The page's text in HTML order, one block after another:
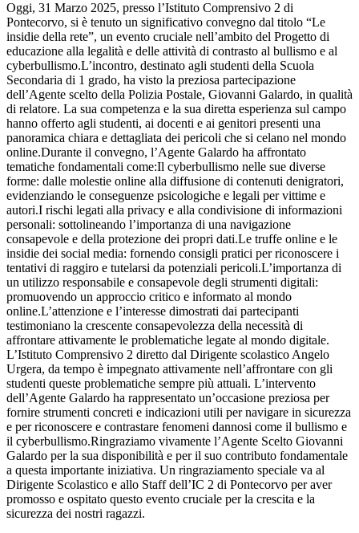
Oggi, 31 Marzo 2025, presso l’Istituto Comprensivo 2 di
Pontecorvo, si è tenuto un significativo convegno dal titolo “Le
insidie della rete”, un evento cruciale nell’ambito del Progetto di
educazione alla legalità e delle attività di contrasto al bullismo e al
cyberbullismo.L’incontro, destinato agli studenti della Scuola
Secondaria di 1 grado, ha visto la preziosa partecipazione
dell’Agente scelto della Polizia Postale, Giovanni Galardo, in qualità
di relatore. La sua competenza e la sua diretta esperienza sul campo
hanno offerto agli studenti, ai docenti e ai genitori presenti una
panoramica chiara e dettagliata dei pericoli che si celano nel mondo
online.Durante il convegno, l’Agente Galardo ha affrontato
tematiche fondamentali come:Il cyberbullismo nelle sue diverse
forme: dalle molestie online alla diffusione di contenuti denigratori,
evidenziando le conseguenze psicologiche e legali per vittime e
autori.I rischi legati alla privacy e alla condivisione di informazioni
personali: sottolineando l’importanza di una navigazione
consapevole e della protezione dei propri dati.Le truffe online e le
insidie dei social media: fornendo consigli pratici per riconoscere i
tentativi di raggiro e tutelarsi da potenziali pericoli.L’importanza di
un utilizzo responsabile e consapevole degli strumenti digitali:
promuovendo un approccio critico e informato al mondo
online.L’attenzione e l’interesse dimostrati dai partecipanti
testimoniano la crescente consapevolezza della necessità di
affrontare attivamente le problematiche legate al mondo digitale.
L’Istituto Comprensivo 2 diretto dal Dirigente scolastico Angelo
Urgera, da tempo è impegnato attivamente nell’affrontare con gli
studenti queste problematiche sempre più attuali. L’intervento
dell’Agente Galardo ha rappresentato un’occasione preziosa per
fornire strumenti concreti e indicazioni utili per navigare in sicurezza
e per riconoscere e contrastare fenomeni dannosi come il bullismo e
il cyberbullismo.Ringraziamo vivamente l’Agente Scelto Giovanni
Galardo per la sua disponibilità e per il suo contributo fondamentale
a questa importante iniziativa. Un ringraziamento speciale va al
Dirigente Scolastico e allo Staff dell’IC 2 di Pontecorvo per aver
promosso e ospitato questo evento cruciale per la crescita e la
sicurezza dei nostri ragazzi.